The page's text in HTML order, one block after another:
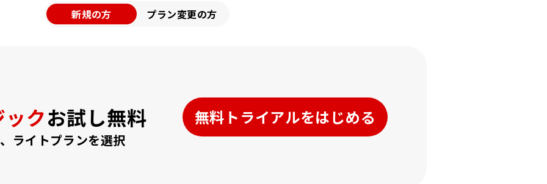
新規の方 プラン変更の方
クお試し無料
ライトプランを選択
無料トライアルをはじめる